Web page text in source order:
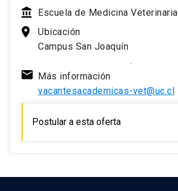
Escuela de Medicina Veterinaria
Ubicación
Campus San Joaquín
Más información
vacantesacademicas-vet@uc.cl
Postular a esta oferta